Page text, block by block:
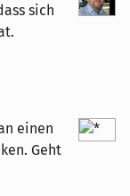
sich
einen
Geht